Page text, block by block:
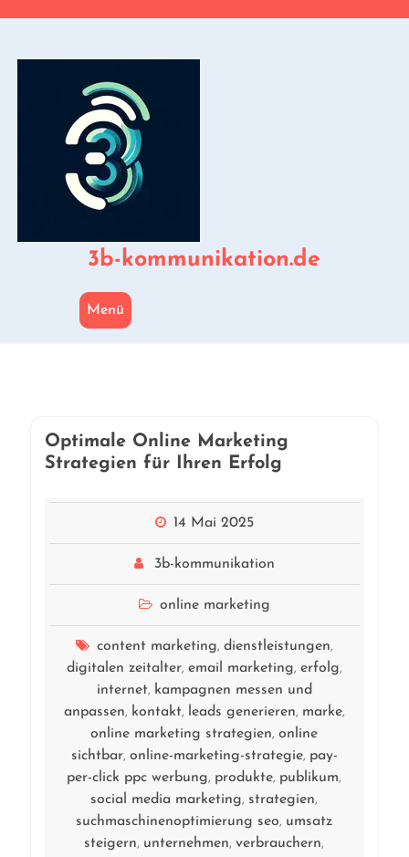
3b-kommunikation.de
Menü
Optimale Online Marketing
Strategien für Ihren Erfolg
14 Mai 2025
3b-kommunikation
online marketing
content marketing, dienstleistungen,
digitalen zeitalter, email marketing, erfolg,
internet, kampagnen messen und
anpassen, kontakt, leads generieren, marke,
online marketing strategien,online
sichtbar, online-marketing-strategie, pay-
per-click ppc werbung, produkte, publikum,
social media marketing, strategien,
suchmaschinenoptimierung seo, umsatz
steigern, unternehmen,verbrauchern,